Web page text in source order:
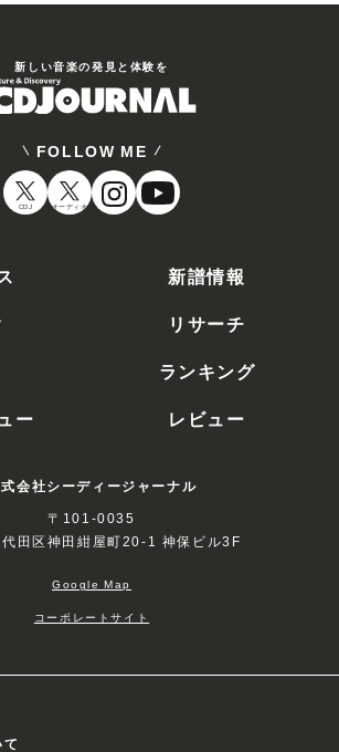
新しい⾳楽の発⾒と体験を
FOLLOW ME
CDJ オーディオ
新譜情報
リサーチ
ランキング
ー
レビュー
会社シーディージャーナル
〒101-0035
田区神田紺屋町20-1 神保ビル3F
Google Map
コーポレートサイト